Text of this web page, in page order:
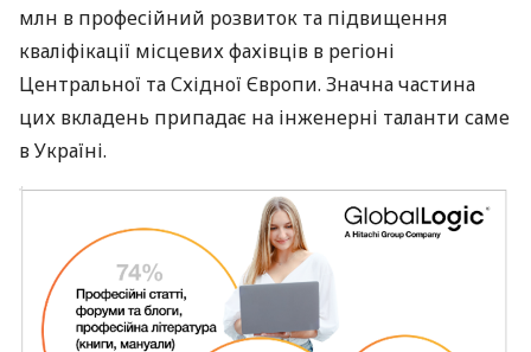
млн в професійний розвиток та підвищення
кваліфікації місцевих фахівців в регіоні
Центральної та Східної Європи. Значна частина
цих вкладень припадає на інженерні таланти саме
в Україні.